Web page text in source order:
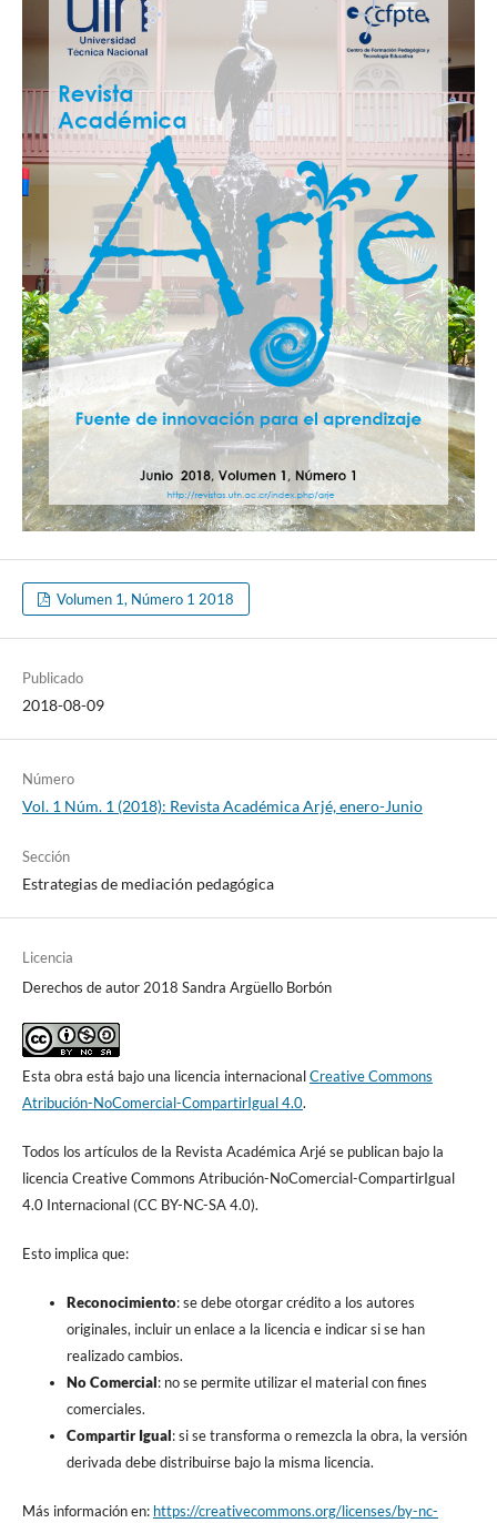
Volumen 1, Número 1 2018
Publicado
2018-08-09
Número
Vol. 1 Núm. 1 (2018): Revista Académica Arjé, enero-Junio
Sección
Estrategias de mediación pedagógica
Licencia
Derechos de autor 2018 Sandra Argüello Borbón
Esta obra está bajo una licencia internacionalCreative Commons
Atribución-NoComercial-CompartirIgual 4.0.
Todos los artículos de la Revista Académica Arjé se publican bajo la
licencia Creative Commons Atribución-NoComercial-CompartirIgual
4.0 Internacional (CC BY-NC-SA 4.0).
Esto implica que:
Reconocimiento: se debe otorgar crédito a los autores
originales, incluir un enlace a la licencia e indicar si se han
realizado cambios.
No Comercial: no se permite utilizar el material con fines
comerciales.
Compartir Igual: si se transforma o remezcla la obra, la versión
derivada debe distribuirse bajo la misma licencia.
Más información en: https://creativecommons.org/licenses/by-nc-